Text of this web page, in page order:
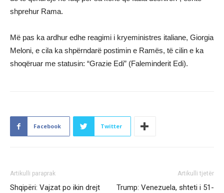
shprehur Rama.
Më pas ka ardhur edhe reagimi i kryeministres italiane, Giorgia
Meloni, e cila ka shpërndarë postimin e Ramës, të cilin e ka
shoqëruar me statusin: “Grazie Edi” (Faleminderit Edi).
Facebook Twitter
Artikulli paraprak
Shqipëri: Vajzat po ikin drejt
Artikulli tjetër
Trump: Venezuela, shteti i 51-